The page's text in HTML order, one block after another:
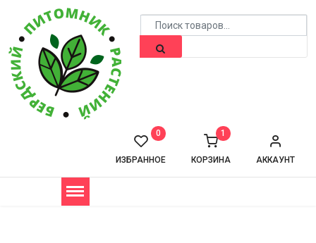
АККАУНТ
КОРЗИНА
1
ИЗБРАННОЕ
0